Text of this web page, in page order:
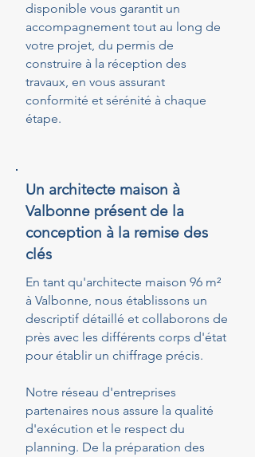
disponible vous garantit un
accompagnement tout au long de
votre projet, du permis de
construire à la réception des
travaux, en vous assurant
conformité et sérénité à chaque
étape.
Un architecte maison à
Valbonne présent de la
conception à la remise des
clés
En tant qu'architecte maison 96 m²
à Valbonne, nous établissons un
descriptif détaillé et collaborons de
près avec les différents corps d'état
pour établir un chiffrage précis.
Notre réseau d'entreprises
partenaires nous assure la qualité
d'exécution et le respect du
planning. De la préparation des